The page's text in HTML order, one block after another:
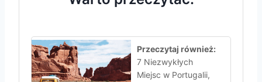
Przeczytaj również:
7 Niezwykłych
Miejsc w Portugalii,